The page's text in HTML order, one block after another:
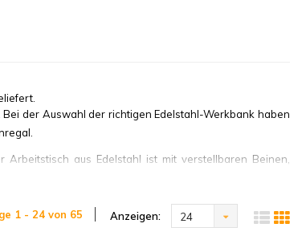
der Auswahl der richtigen Edelstahl-Werkbank haben
aus Edelstahl ist mit verstellbaren Beinen,
1 - 24 von 65 Anzeigen: 24